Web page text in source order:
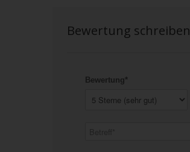
Bewertung schreiben
Bewertung*